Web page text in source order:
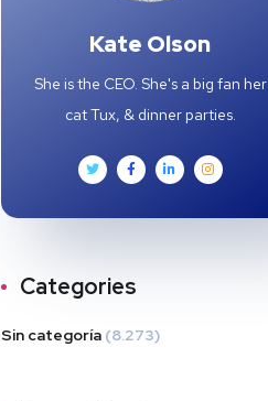
Kate Olson
She is the CEO. She's a big fan her
cat Tux, & dinner parties.
Categories
Sin categoría (8.273)